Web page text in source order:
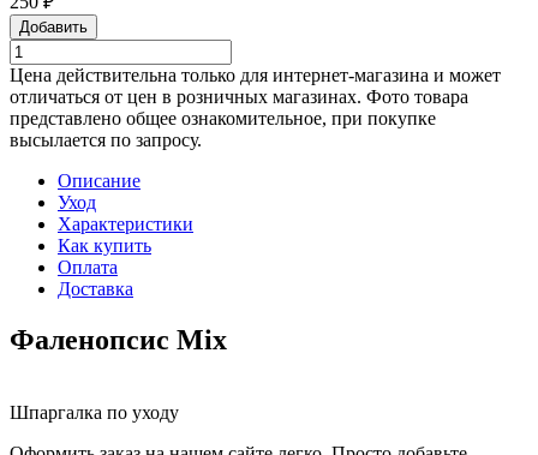
Добавить
Цена действительна только для интернет-магазина и может
отличаться от цен в розничных магазинах. Фото товара
представлено общее ознакомительное, при покупке
высылается по запросу.
Описание
Уход
Характеристики
Как купить
Оплата
Доставка
Фаленопсис Mix
Шпаргалка по уходу